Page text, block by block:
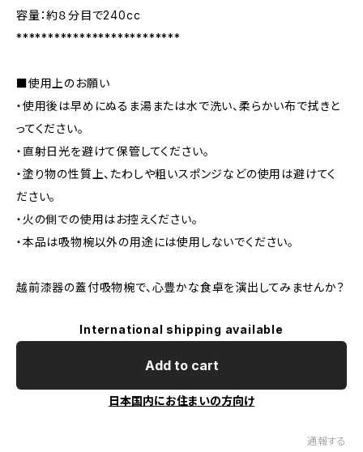
容量：約８分目で240cc
**************************
■使用上のお願い
・使用後は早めにぬるま湯または水で洗い、柔らかい布で拭きと
ってください。
・直射日光を避けて保管してください。
・塗り物の性質上、たわしや粗いスポンジなどの使用は避けてく
ださい。
・火の側での使用はお控えください。
・本品は吸物椀以外の用途には使用しないでください。
越前漆器の蓋付吸物椀で、心豊かな食卓を演出してみませんか？
International shipping available
Add to cart
日本国内にお住まいの方向け
通報する